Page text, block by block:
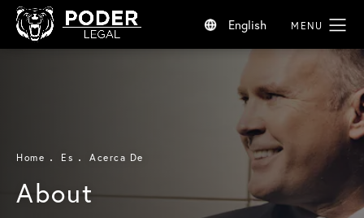
English
Home Es Acerca De
About